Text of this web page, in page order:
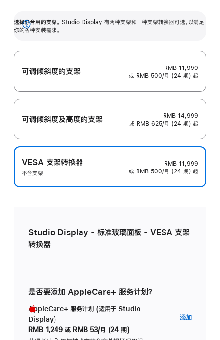
选择你合用的支架。 Studio Display 有两种支架和一种支架转换器可选，以满足
你的各种安装需求。
展
可调倾斜度的支架
RMB 11,999
或 RMB 500/月 (24 期) 起
可调倾斜度及高‍度的支‍架
RMB 14,999
或 RMB 625/月 (24 期) 起
VESA 支架转换器
不含支架
RMB 11,999
或 RMB 500/月 (24 期) 起
Studio Display - 标准玻璃面板 - VESA 支架
转换器
是否要添加 AppleCare+ 服务计划？
AppleCare+ 服务计划 (适用于 Studio
Display)
RMB 1,249 或 RMB 53/月 (24 期)
添加